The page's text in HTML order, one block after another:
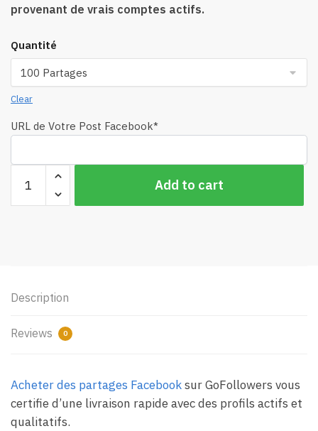
provenant de vrais comptes actifs.
Quantité
Clear
URL de Votre Post Facebook*
Facebook
quantity
Add to cart
Description
Reviews 0
Acheter des partages Facebooksur GoFollowers vous
certifie d’une livraison rapide avec des profils actifs et
qualitatifs.